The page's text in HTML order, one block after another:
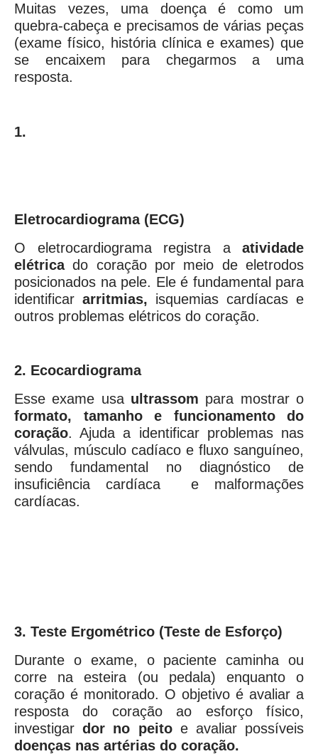
Muitas vezes, uma doença é como um
quebra-cabeça e precisamos de várias peças
(exame físico, história clínica e exames) que
se encaixem para chegarmos a uma
resposta.
1.
Eletrocardiograma (ECG)
O eletrocardiograma registra a atividade
elétricado coração por meio de eletrodos
posicionados na pele. Ele é fundamental para
identificar arritmias, isquemias cardíacas e
outros problemas elétricos do coração.
2. Ecocardiograma
Esse exame usa ultrassom para mostrar o
formato, tamanho e funcionamento do
coração. Ajuda a identificar problemas nas
válvulas, músculo cadíaco e fluxo sanguíneo,
sendo fundamental no diagnóstico de
insuficiência cardíaca e malformações
cardíacas.
3. Teste Ergométrico (Teste de Esforço)
Durante o exame, o paciente caminha ou
corre na esteira (ou pedala) enquanto o
coração é monitorado. O objetivo é avaliar a
resposta do coração ao esforço físico,
investigardor no peitoe avaliar possíveis
doenças nas artérias do coração.